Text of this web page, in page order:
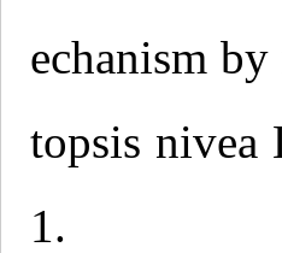
echanism
topsis nivea
1.